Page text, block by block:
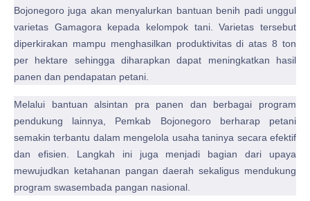
Bojonegoro juga akan menyalurkan bantuan benih padi unggul
varietas Gamagora kepada kelompok tani. Varietas tersebut
diperkirakan mampu menghasilkan produktivitas di atas 8 ton
per hektare sehingga diharapkan dapat meningkatkan hasil
panen dan pendapatan petani.
Melalui bantuan alsintan pra panen dan berbagai program
pendukung lainnya, Pemkab Bojonegoro berharap petani
semakin terbantu dalam mengelola usaha taninya secara efektif
dan efisien. Langkah ini juga menjadi bagian dari upaya
mewujudkan ketahanan pangan daerah sekaligus mendukung
program swasembada pangan nasional.